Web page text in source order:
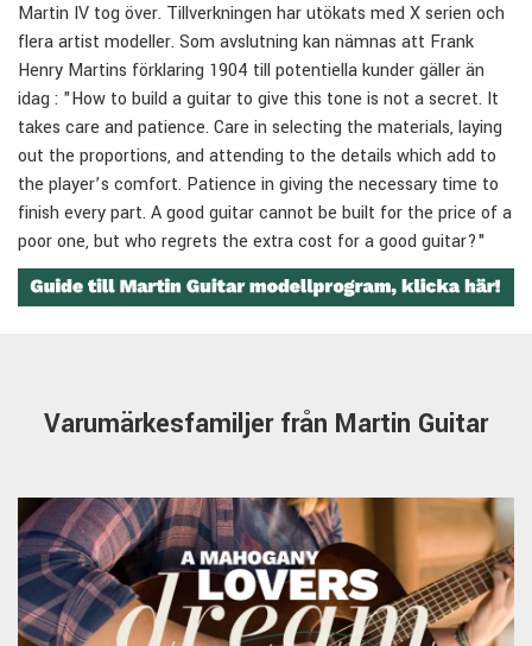
Martin IV tog över. Tillverkningen har utökats med X serien och
flera artist modeller. Som avslutning kan nämnas att Frank
Henry Martins förklaring 1904 till potentiella kunder gäller än
idag : "How to build a guitar to give this tone is not a secret. It
takes care and patience. Care in selecting the materials, laying
out the proportions, and attending to the details which add to
the player’s comfort. Patience in giving the necessary time to
finish every part. A good guitar cannot be built for the price of a
poor one, but who regrets the extra cost for a good guitar?"
Varumärkesfamiljer från Martin Guitar